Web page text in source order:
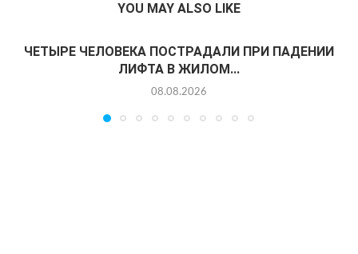
YOU MAY ALSO LIKE
ЧЕТЫРЕ ЧЕЛОВЕКА ПОСТРАДАЛИ ПРИ ПАДЕНИИ
ЛИФТА В ЖИЛОМ...
08.08.2026